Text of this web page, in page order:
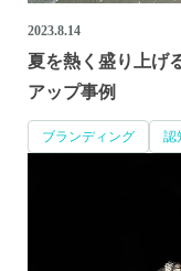
2023.8.14
夏を熱く盛り上げ
アップ事例
ブランディング 認